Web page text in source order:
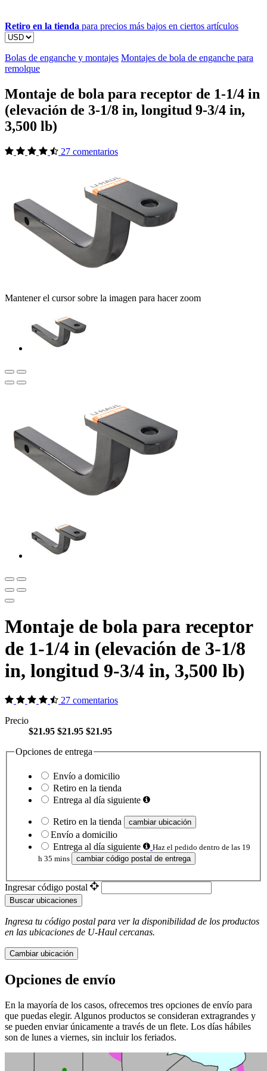
Retiro en la tienda para precios más bajos en ciertos artículos
Bolas de enganche y montajes Montajes de bola de enganche para
remolque
Montaje de bola para receptor de 1-1/4 in
(elevación de 3-1/8 in, longitud 9-3/4 in,
3,500 lb)
27 comentarios
Mantener el cursor sobre la imagen para hacer zoom
Montaje de bola para receptor
de 1-1/4 in (elevación de 3-1/8
in, longitud 9-3/4 in, 3,500 lb)
27 comentarios
Precio
$21.95 $21.95 $21.95
Opciones de entrega
Envío a domicilio
Retiro en la tienda
Entrega al día siguiente
Retiro en la tienda cambiar ubicación
Envío a domicilio
Entrega al día siguiente
Haz el pedido dentro de las 19
h 35 mins
cambiar código postal de entrega
Ingresar código postal
Buscar ubicaciones
Ingresa tu código postal para ver la disponibilidad de los productos
en las ubicaciones de U-Haul ​​​​​​​ cercanas.
Cambiar ubicación
Opciones de envío
En la mayoría de los casos, ofrecemos tres opciones de envío para
que puedas elegir. Algunos productos se consideran extragrandes y
se pueden enviar únicamente a través de un flete. Los días hábiles
son de lunes a viernes, sin incluir los feriados.